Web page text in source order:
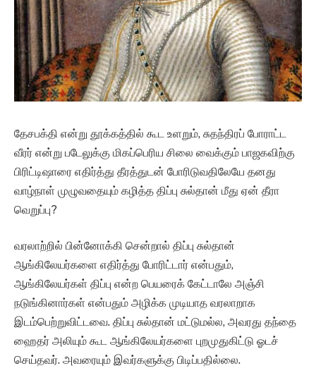
தேசபக்தி என்று தூக்கத்தில் கூட உளறும், சுதந்திரப் போராட்ட
வீரர் என்று படேலுக்கு மிகப்பெரிய சிலை வைக்கும் பாஜகவிற்கு
பிரிட்டிஷாரை எதிர்த்து தீரத்துடன் போரிடுவதிலேயே தனது
வாழ்நாள் முழுவதையும் கழித்த திப்பு சுல்தான் மீது ஏன் தீரா
வெறுப்பு?
வரலாற்றில் பின்னோக்கி சென்றால் திப்பு சுல்தான்
ஆங்கிலேயர்களை எதிர்த்து போரிட்டார் என்பதும்,
ஆங்கிலேயர்கள் திப்பு என்ற பெயரைக் கேட்டாலே அஞ்சி
நடுங்கினார்கள் என்பதும் அழிக்க முடியாத வரலாறாக
இடம்பெற்றுவிட்டவை. திப்பு சுல்தான் மட்டுமல்ல, அவரது தந்தை
ஹைதர் அலியும் கூட ஆங்கிலேயர்களை புறமுதுகிட்டு ஓடச்
செய்தவர். அவரையும் இவர்களுக்கு பிடிப்பதில்லை.